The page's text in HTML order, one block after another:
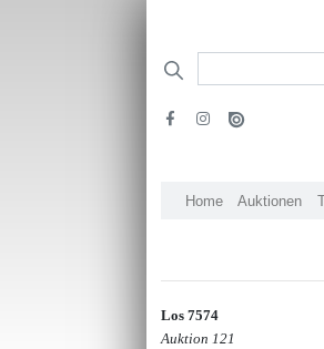
Home Auktionen
Los 7574
Auktion 121